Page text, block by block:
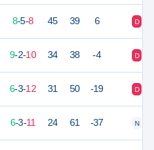
8-5-8 45 39 6 D
9-2-10 34 38 -4 D
6-3-12 31 50 -19 D
6-3-11 24 61 -37 N